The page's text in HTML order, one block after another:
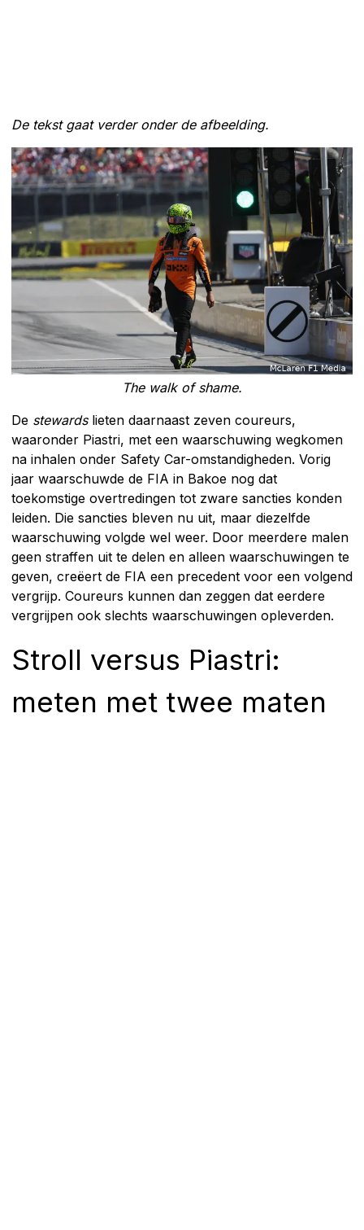
De tekst gaat verder onder de afbeelding.
The walk of shame.
De stewardslieten daarnaast zeven coureurs,
waaronder Piastri, met een waarschuwing wegkomen
na inhalen onder Safety Car-omstandigheden. Vorig
jaar waarschuwde de FIA in Bakoe nog dat
toekomstige overtredingen tot zware sancties konden
leiden. Die sancties bleven nu uit, maar diezelfde
waarschuwing volgde wel weer. Door meerdere malen
geen straffen uit te delen en alleen waarschuwingen te
geven, creëert de FIA een precedent voor een volgend
vergrijp. Coureurs kunnen dan zeggen dat eerdere
vergrijpen ook slechts waarschuwingen opleverden.
Stroll versus Piastri:
meten met twee maten